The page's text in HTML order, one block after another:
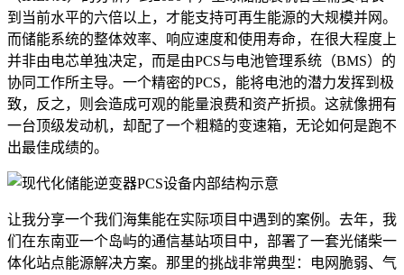
到当前水平的六倍以上，才能支持可再生能源的大规模并网。
而储能系统的整体效率、响应速度和使用寿命，在很大程度上
并非由电芯单独决定，而是由PCS与电池管理系统（BMS）的
协同工作所主导。一个精密的PCS，能将电池的潜力发挥到极
致，反之，则会造成可观的能量浪费和资产折损。这就像拥有
一台顶级发动机，却配了一个粗糙的变速箱，无论如何是跑不
出最佳成绩的。
让我分享一个我们海集能在实际项目中遇到的案例。去年，我
们在东南亚一个岛屿的通信基站项目中，部署了一套光储柴一
体化站点能源解决方案。那里的挑战非常典型：电网脆弱、气